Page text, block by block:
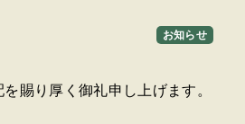
お知らせ
賜り厚く御礼申し上げます。